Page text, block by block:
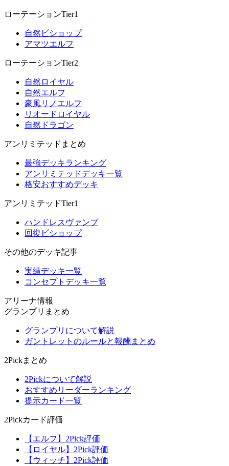
ローテーションTier1
自然ビショップ
アマツエルフ
ローテーションTier2
自然ロイヤル
自然エルフ
豪風リノエルフ
リオードロイヤル
自然ドラゴン
アンリミテッドまとめ
最強デッキランキング
アンリミテッドデッキ一覧
格安おすすめデッキ
アンリミテッドTier1
ハンドレスヴァンプ
回復ビショップ
その他のデッキ記事
実績デッキ一覧
コンセプトデッキ一覧
アリーナ情報
グランプリまとめ
グランプリについて解説
ガントレットのルールと報酬まとめ
2Pickまとめ
2Pickについて解説
おすすめリーダーランキング
提示カード一覧
2Pickカード評価
【エルフ】2Pick評価
【ロイヤル】2Pick評価
【ウィッチ】2Pick評価